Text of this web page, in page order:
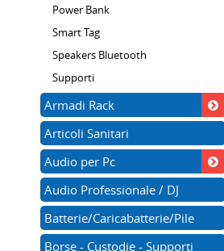
Power Bank
Smart Tag
Speakers Bluetooth
Supporti
Armadi Rack
Articoli Sanitari
Audio per Pc
Audio Professionale / DJ
Batterie/Caricabatterie/Pile
Borse - Custodie - Supporti